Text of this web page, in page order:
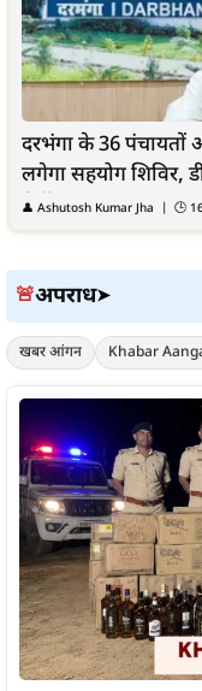
दरभंगा के 36 पंचायतों
लगेगा सहयोग शिविर,
निर्देश
👤 Ashutosh Kumar Jha | 🕒
🚨अपराध➤
खबर आंगन Khabar